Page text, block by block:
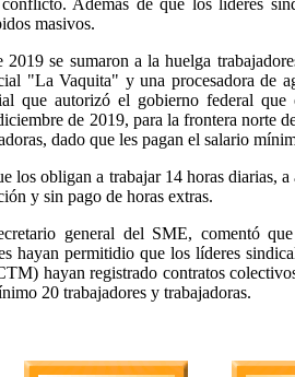
masivos.
se sumaron a la huelga
"La Vaquita" y una procesadora de
que autorizó el gobierno federal
de 2019, para la frontera norte
dado que les pagan el salario
los obligan a trabajar 14 horas diarias,
y sin pago de horas extras.
general del SME, comentó
hayan permitidio que los líderes
hayan registrado contratos
20 trabajadores y trabajadoras.